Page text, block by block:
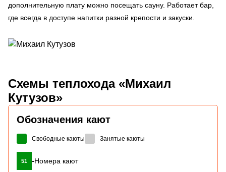
дополнительную плату можно посещать сауну. Работает бар,
где всегда в доступе напитки разной крепости и закуски.
Схемы теплохода «Михаил
Кутузов»
Обозначения кают
Свободные каюты Занятые каюты
51 -Номера кают